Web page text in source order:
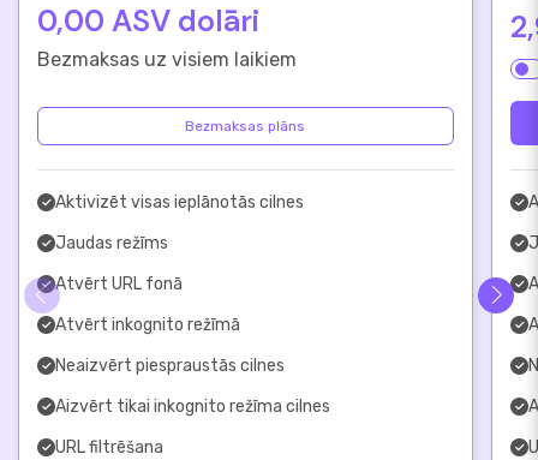
0,00 ASV dolāri
Bezmaksas uz visiem laikiem
Bezmaksas plāns
Aktivizēt visas ieplānotās cilnes
Jaudas režīms
Atvērt URL fonā
Atvērt inkognito režīmā
Neaizvērt piespraustās cilnes
Aizvērt tikai inkognito režīma cilnes
URL filtrēšana